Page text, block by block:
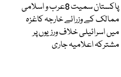
پاکستان سمیت 8عرب و اسلامی
ممالک کے وزرائے خارجہ کاغزہ
میں اسرائیلی خلاف ورزیوں پر
مشترکہ اعلامیہ جاری